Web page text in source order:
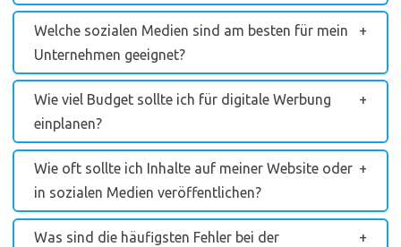
Welche sozialen Medien sind am besten für mein
Unternehmen geeignet?
Wie viel Budget sollte ich für digitale Werbung
einplanen?
Wie oft sollte ich Inhalte auf meiner Website oder
in sozialen Medien veröffentlichen?
Was sind die häufigsten Fehler bei der